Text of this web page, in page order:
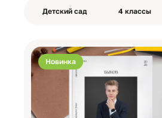
Детский сад 4 классы
Новинка